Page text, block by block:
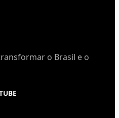
o Brasil e o